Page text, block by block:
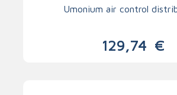
Umonium air control
129,74 €